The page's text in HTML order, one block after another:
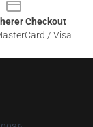
Checkout
/ Visa